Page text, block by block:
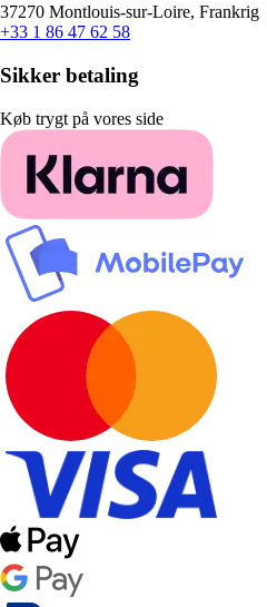
37270 Montlouis-sur-Loire, Frankrig
+33 1 86 47 62 58
Sikker betaling
Køb trygt på vores side